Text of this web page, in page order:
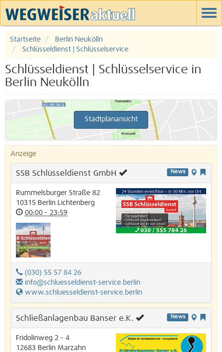
Startseite
Berlin Neukölln
Schlüsseldienst | Schlüsselservice
Schlüsseldienst | Schlüsselservice in
Berlin Neukölln
Stadtplanansicht
Anzeige
News
SSB Schlüsseldienst GmbH
Rummelsburger Straße 82
10315 Berlin
Lichtenberg
00:00 - 23:59
(030) 55 57 84 26
info@schluesseldienst-service.berlin
www.schluesseldienst-service.berlin
News
Schließanlagenbau Banser e.K.
Fridolinweg 2 - 4
12683 Berlin Marzahn